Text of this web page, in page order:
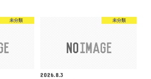
未分類 未分類
2026.8.3